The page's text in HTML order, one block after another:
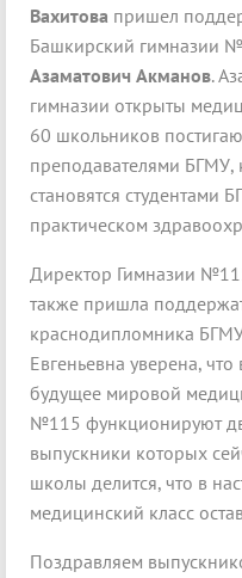
Вахитова пришел
Башкирский гимназии
Азаматович Акманов.
гимназии открыты
60 школьников
преподавателями
становятся студентами
практическом
Директор Гимназии
также пришла
краснодипломника
Евгеньевна уверена,
будущее мировой
№115 функционируют
выпускники которых
школы делится, что в
медицинский класс
Поздравляем